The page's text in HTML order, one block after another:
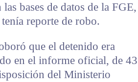
bases de datos de la FGE,
reporte de robo.
que el detenido era
en el informe oficial, de 43
del Ministerio